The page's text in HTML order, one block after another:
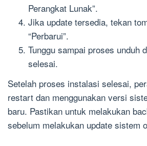
Perangkat Lunak”.
Jika update tersedia, tekan
“Perbarui”.
Tunggu sampai proses unduh
selesai.
Setelah proses instalasi selesai,
restart dan menggunakan versi
baru. Pastikan untuk melakukan
sebelum melakukan update sistem